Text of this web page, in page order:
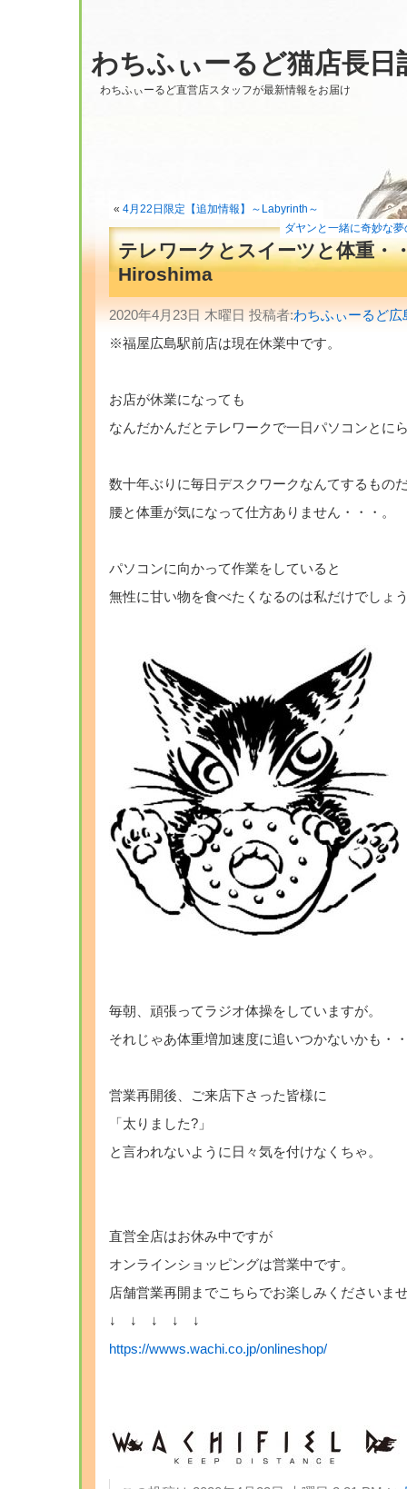
わちふぃーるど猫店長日
わちふぃーるど直営店スタッフが最新情報をお届け
« 4月22日限定【追加情報】～Labyrinth～
ダヤンと一緒に奇妙な
テレワークとスイーツと体重・
Hiroshima
2020年4月23日 木曜日 投稿者:わちふぃーるど
※福屋広島駅前店は現在休業中です。
お店が休業になっても
なんだかんだとテレワークで一日パソコンとに
数十年ぶりに毎日デスクワークなんてするもの
腰と体重が気になって仕方ありません・・・。
パソコンに向かって作業をしていると
無性に甘い物を食べたくなるのは私だけでしょ
毎朝、頑張ってラジオ体操をしていますが。
それじゃあ体重増加速度に追いつかないかも・
営業再開後、ご来店下さった皆様に
「太りました?」
と言われないように日々気を付けなくちゃ。
直営全店はお休み中ですが
オンラインショッピングは営業中です。
店舗営業再開までこちらでお楽しみくださいま
↓ ↓ ↓ ↓ ↓
https://wwws.wachi.co.jp/onlineshop/